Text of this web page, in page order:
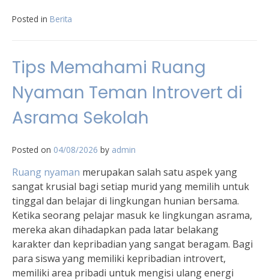
Posted in Berita
Tips Memahami Ruang
Nyaman Teman Introvert di
Asrama Sekolah
Posted on 04/08/2026 by admin
Ruang nyaman merupakan salah satu aspek yang
sangat krusial bagi setiap murid yang memilih untuk
tinggal dan belajar di lingkungan hunian bersama.
Ketika seorang pelajar masuk ke lingkungan asrama,
mereka akan dihadapkan pada latar belakang
karakter dan kepribadian yang sangat beragam. Bagi
para siswa yang memiliki kepribadian introvert,
memiliki area pribadi untuk mengisi ulang energi